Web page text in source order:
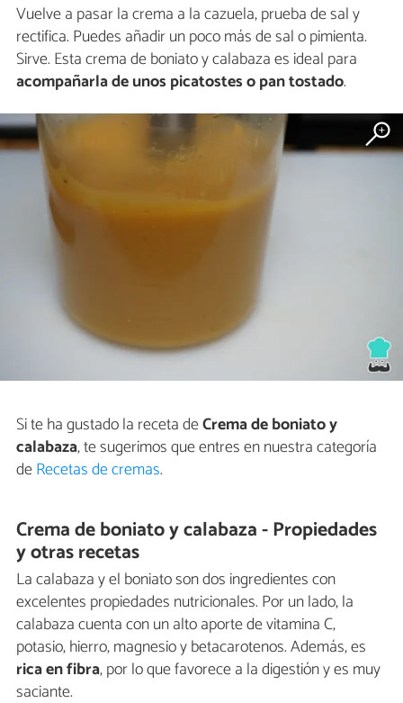
Vuelve a pasar la crema a la cazuela, prueba de sal y
rectifica. Puedes añadir un poco más de sal o pimienta.
Sirve. Esta crema de boniato y calabaza es ideal para
acompañarla de unos picatostes o pan tostado.
Si te ha gustado la receta deCrema de boniato y
calabaza, te sugerimos que entres en nuestra categoría
deRecetas de cremas.
Crema de boniato y calabaza - Propiedades
y otras recetas
La calabaza y el boniato son dos ingredientes con
excelentes propiedades nutricionales. Por un lado, la
calabaza cuenta con un alto aporte de vitamina C,
potasio, hierro, magnesio y betacarotenos. Además, es
rica en fibra, por lo que favorece a la digestión y es muy
saciante.